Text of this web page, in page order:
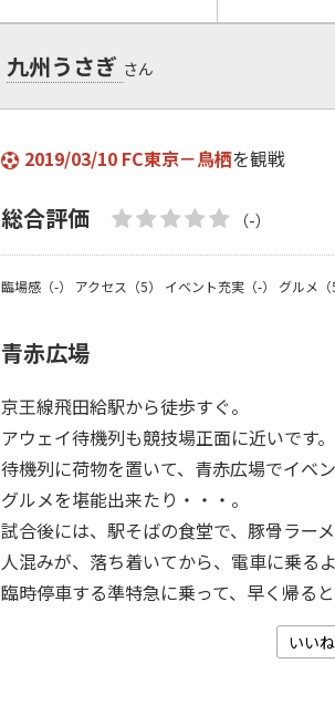
九州うさぎ さん
2019/03/10 FC東京－鳥栖を観戦
総合評価 （-）
臨場感（-） アクセス（5） イベント充実（-） グルメ（
青赤広場
京王線飛田給駅から徒歩すぐ。
アウェイ待機列も競技場正面に近いです。
待機列に荷物を置いて、青赤広場でイベ
グルメを堪能出来たり・・・。
試合後には、駅そばの食堂で、豚骨ラー
人混みが、落ち着いてから、電車に乗る
臨時停車する準特急に乗って、早く帰る
いいね